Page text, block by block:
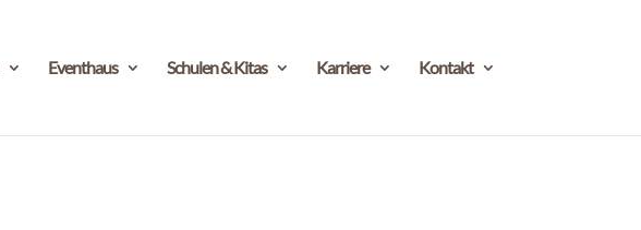
Eventhaus Schulen & Kitas Karriere Kontakt